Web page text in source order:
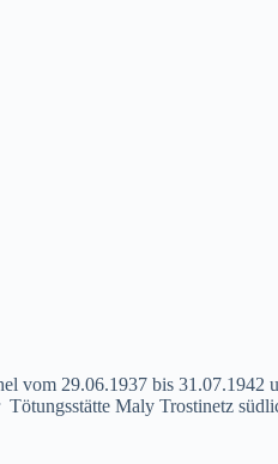
vom 29.06.1937 bis 31.07.1942
Tötungsstätte Maly Trostinetz